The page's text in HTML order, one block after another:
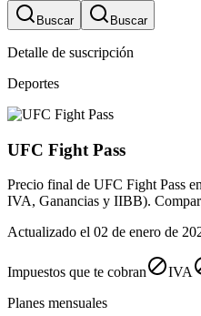
Buscar Buscar
Detalle de suscripción
Deportes
UFC Fight Pass
Precio final de UFC Fight Pass
IVA, Ganancias y IIBB).
Actualizado el 02 de enero de
Impuestos que te cobran IVA
Planes mensuales